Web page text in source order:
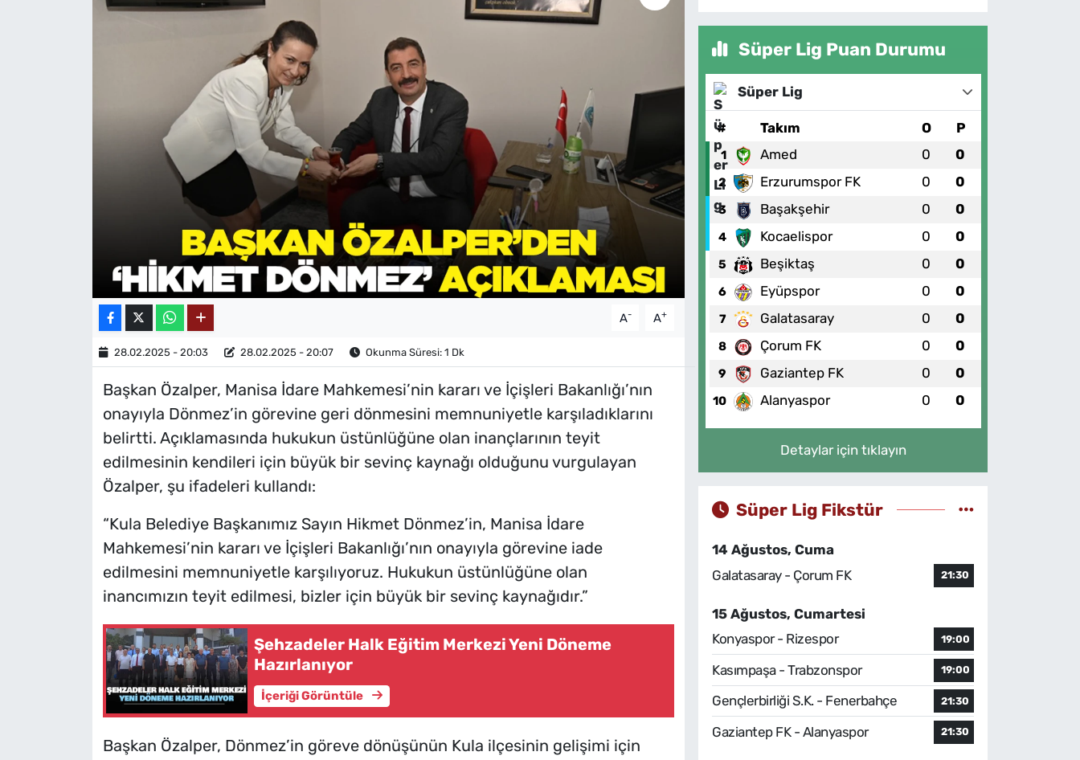
A- A+
28.02.2025 - 20:03 28.02.2025 - 20:07 Okunma Süresi: 1 Dk
Başkan Özalper, Manisa İdare Mahkemesi’nin kararı ve İçişleri Bakanlığı’nın
onayıyla Dönmez’in görevine geri dönmesini memnuniyetle karşıladıklarını
belirtti. Açıklamasında hukukun üstünlüğüne olan inançlarının teyit
edilmesinin kendileri için büyük bir sevinç kaynağı olduğunu vurgulayan
Özalper, şu ifadeleri kullandı:
“Kula Belediye Başkanımız Sayın Hikmet Dönmez’in, Manisa İdare
Mahkemesi’nin kararı ve İçişleri Bakanlığı’nın onayıyla görevine iade
edilmesini memnuniyetle karşılıyoruz. Hukukun üstünlüğüne olan
inancımızın teyit edilmesi, bizler için büyük bir sevinç kaynağıdır.”
Şehzadeler Halk Eğitim Merkezi Yeni Döneme
Hazırlanıyor
İçeriği Görüntüle
Başkan Özalper, Dönmez’in göreve dönüşünün Kula ilçesinin gelişimi için
Süper Lig Puan Durumu
Süper Lig
# Takım O P
1 Amed 0 0
2 Erzurumspor FK 0 0
3 Başakşehir 0 0
4 Kocaelispor 0 0
5 Beşiktaş 0 0
6 Eyüpspor 0 0
7 Galatasaray 0 0
8 Çorum FK 0 0
9 Gaziantep FK 0 0
10 Alanyaspor 0 0
Detaylar için tıklayın
Süper Lig Fikstür
14 Ağustos, Cuma
Galatasaray - Çorum FK
21:30
15 Ağustos, Cumartesi
Konyaspor - Rizespor
19:00
Kasımpaşa - Trabzonspor 19:00
Gençlerbirliği S.K. - Fenerbahçe 21:30
Gaziantep FK - Alanyaspor 21:30